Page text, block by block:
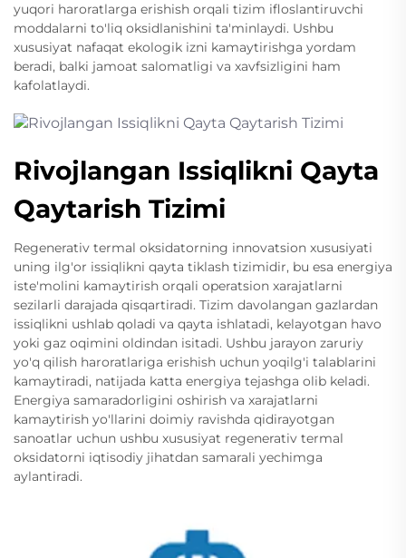
yuqori haroratlarga erishish orqali tizim ifloslantiruvchi
moddalarni to'liq oksidlanishini ta'minlaydi. Ushbu
xususiyat nafaqat ekologik izni kamaytirishga yordam
beradi, balki jamoat salomatligi va xavfsizligini ham
kafolatlaydi.
Rivojlangan Issiqlikni Qayta
Qaytarish Tizimi
Regenerativ termal oksidatorning innovatsion xususiyati
uning ilg'or issiqlikni qayta tiklash tizimidir, bu esa energiya
iste'molini kamaytirish orqali operatsion xarajatlarni
sezilarli darajada qisqartiradi. Tizim davolangan gazlardan
issiqlikni ushlab qoladi va qayta ishlatadi, kelayotgan havo
yoki gaz oqimini oldindan isitadi. Ushbu jarayon zaruriy
yo'q qilish haroratlariga erishish uchun yoqilg'i talablarini
kamaytiradi, natijada katta energiya tejashga olib keladi.
Energiya samaradorligini oshirish va xarajatlarni
kamaytirish yo'llarini doimiy ravishda qidirayotgan
sanoatlar uchun ushbu xususiyat regenerativ termal
oksidatorni iqtisodiy jihatdan samarali yechimga
aylantiradi.